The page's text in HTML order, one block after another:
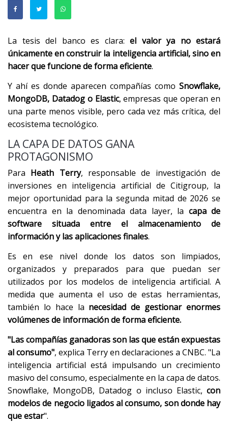
La tesis del banco es clara: el valor ya no estará
únicamente en construir la inteligencia artificial, sino en
hacer que funcione de forma eficiente.
Y ahí es donde aparecen compañías como Snowflake,
MongoDB, Datadog o Elastic, empresas que operan en
una parte menos visible, pero cada vez más crítica, del
ecosistema tecnológico.
LA CAPA DE DATOS GANA
PROTAGONISMO
Para Heath Terry, responsable de investigación de
inversiones en inteligencia artificial de Citigroup, la
mejor oportunidad para la segunda mitad de 2026 se
encuentra en la denominada data layer, la capa de
software situada entre el almacenamiento de
información y las aplicaciones finales.
Es en ese nivel donde los datos son limpiados,
organizados y preparados para que puedan ser
utilizados por los modelos de inteligencia artificial. A
medida que aumenta el uso de estas herramientas,
también lo hace la necesidad de gestionar enormes
volúmenes de información de forma eficiente.
"Las compañías ganadoras son las que están expuestas
al consumo", explica Terry en declaraciones a CNBC. "La
inteligencia artificial está impulsando un crecimiento
masivo del consumo, especialmente en la capa de datos.
Snowflake, MongoDB, Datadog o incluso Elastic, con
modelos de negocio ligados al consumo, son donde hay
que estar".